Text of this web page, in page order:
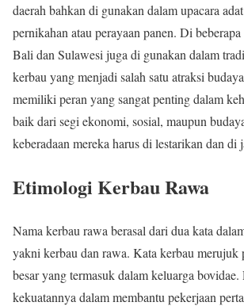
daerah bahkan di gunakan dalam upacara
pernikahan atau perayaan panen. Di
Bali dan Sulawesi juga di gunakan dalam
kerbau yang menjadi salah satu atraksi
memiliki peran yang sangat penting dalam
baik dari segi ekonomi, sosial, maupun
keberadaan mereka harus di lestarikan dan di
Etimologi Kerbau Rawa
Nama kerbau rawa berasal dari dua kata
yakni kerbau dan rawa. Kata kerbau merujuk
besar yang termasuk dalam keluarga
kekuatannya dalam membantu pekerjaan